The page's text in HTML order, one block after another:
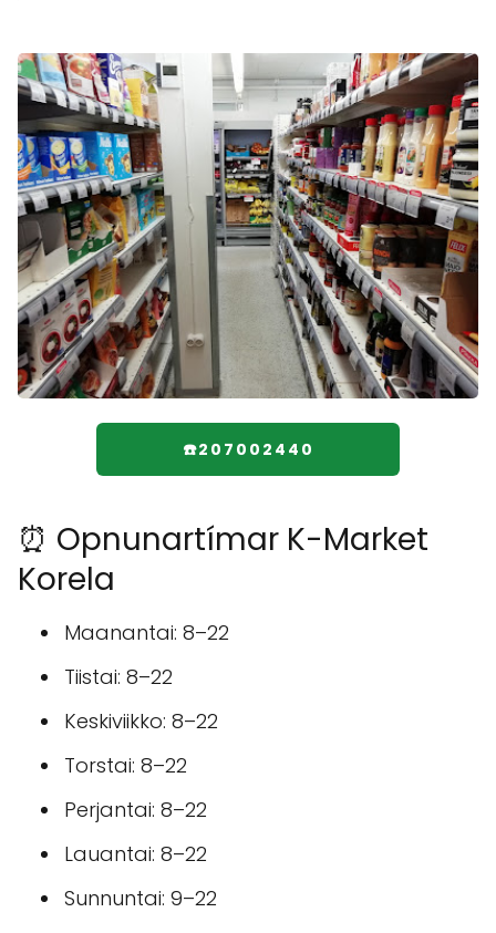
☎️207002440
⏰ Opnunartímar K-Market
Korela
Maanantai: 8–22
Tiistai: 8–22
Keskiviikko: 8–22
Torstai: 8–22
Perjantai: 8–22
Lauantai: 8–22
Sunnuntai: 9–22